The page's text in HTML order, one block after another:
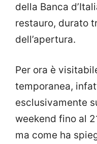
della Banca
restauro, durato
dell’apertura.
Per ora è
temporanea,
esclusivamente
weekend fino al
ma come ha